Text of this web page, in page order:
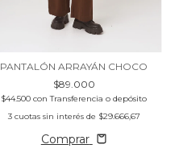
PANTALÓN ARRAYÁN CHOCO
$89.000
$44.500con Transferencia o depósito
3 cuotas sin interés de $29.666,67
Comprar